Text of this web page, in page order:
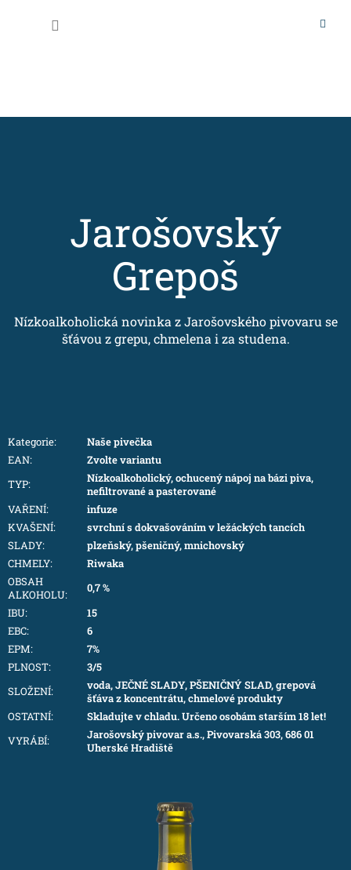
Nákupní
Jarošovský
Grepoš
Nízkoalkoholická novinka z Jarošovského pivovaru se
šťávou z grepu, chmelena i za studena.
Kategorie:
Naše pivečka
EAN:
Zvolte variantu
TYP:
Nízkoalkoholický, ochucený nápoj na bázi piva,
nefiltrované a pasterované
VAŘENÍ:
infuze
KVAŠENÍ:
svrchní s dokvašováním v ležáckých tancích
SLADY:
plzeňský, pšeničný, mnichovský
CHMELY:
Riwaka
OBSAH
ALKOHOLU:
0,7 %
IBU:
15
EBC:
6
EPM:
7%
PLNOST:
3/5
SLOŽENÍ:
voda, JEČNÉ SLADY, PŠENIČNÝ SLAD, grepová
šťáva z koncentrátu, chmelové produkty
OSTATNÍ:
Skladujte v chladu. Určeno osobám starším 18 let!
VYRÁBÍ:
Jarošovský pivovar a.s., Pivovarská 303, 686 01
Uherské Hradiště